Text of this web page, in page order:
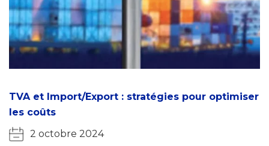
TVA et Import/Export : stratégies pour optimiser
les coûts
2 octobre 2024